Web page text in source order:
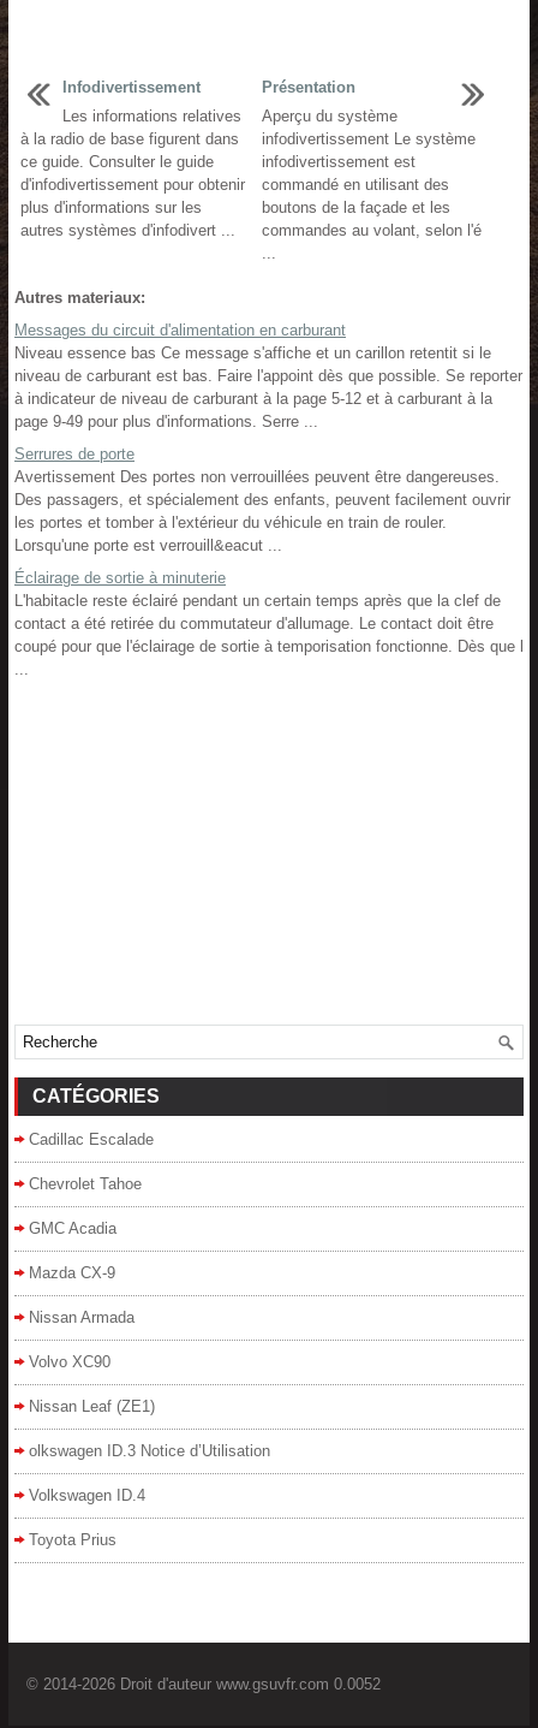
Infodivertissement
Les informations relatives
à la radio de base figurent dans
ce guide. Consulter le guide
d'infodivertissement pour obtenir
plus d'informations sur les
autres systèmes d'infodivert ...
Présentation
Aperçu du système
infodivertissement Le système
infodivertissement est
commandé en utilisant des
boutons de la façade et les
commandes au volant, selon l'é
...
Autres materiaux:
Messages du circuit d'alimentation en carburant
Niveau essence bas Ce message s'affiche et un carillon retentit si le
niveau de carburant est bas. Faire l'appoint dès que possible. Se reporter
à indicateur de niveau de carburant à la page 5-12 et à carburant à la
page 9-49 pour plus d'informations. Serre ...
Serrures de porte
Avertissement Des portes non verrouillées peuvent être dangereuses.
Des passagers, et spécialement des enfants, peuvent facilement ouvrir
les portes et tomber à l'extérieur du véhicule en train de rouler.
Lorsqu'une porte est verrouill&eacut ...
Éclairage de sortie à minuterie
L'habitacle reste éclairé pendant un certain temps après que la clef de
contact a été retirée du commutateur d'allumage. Le contact doit être
coupé pour que l'éclairage de sortie à temporisation fonctionne. Dès que l
...
CATÉGORIES
Cadillac Escalade
Chevrolet Tahoe
GMC Acadia
Mazda CX-9
Nissan Armada
Volvo XC90
Nissan Leaf (ZE1)
olkswagen ID.3 Notice d’Utilisation
Volkswagen ID.4
Toyota Prius
© 2014-2026 Droit d'auteur www.gsuvfr.com 0.0052